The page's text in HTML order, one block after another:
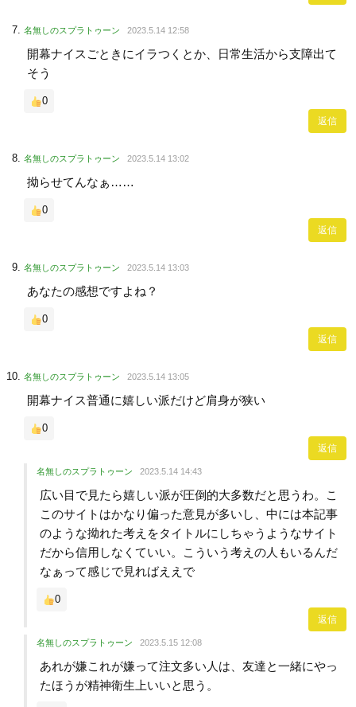
名無しのスプラトゥーン 2023.5.14 12:58
開幕ナイスごときにイラつくとか、日常生活から支障出て
そう
0
返信
名無しのスプラトゥーン 2023.5.14 13:02
拗らせてんなぁ……
0
返信
名無しのスプラトゥーン 2023.5.14 13:03
あなたの感想ですよね？
0
返信
名無しのスプラトゥーン 2023.5.14 13:05
開幕ナイス普通に嬉しい派だけど肩身が狭い
0
返信
名無しのスプラトゥーン 2023.5.14 14:43
広い目で見たら嬉しい派が圧倒的大多数だと思うわ。こ
このサイトはかなり偏った意見が多いし、中には本記事
のような拗れた考えをタイトルにしちゃうようなサイト
だから信用しなくていい。こういう考えの人もいるんだ
なぁって感じで見ればええで
0
返信
名無しのスプラトゥーン 2023.5.15 12:08
あれが嫌これが嫌って注文多い人は、友達と一緒にやっ
たほうが精神衛生上いいと思う。